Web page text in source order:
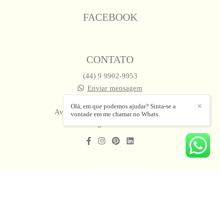
FACEBOOK
CONTATO
(44) 9 9902-9953
Enviar mensagem
Avenida Brasil, 676, Sala 7 - Zona 8
✕
Olá, em que podemos ajudar? Sinta-se a
vontade em me chamar no Whats.